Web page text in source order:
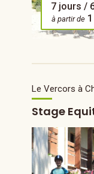
7 jours /
à partir de
Le Vercors à
Stage